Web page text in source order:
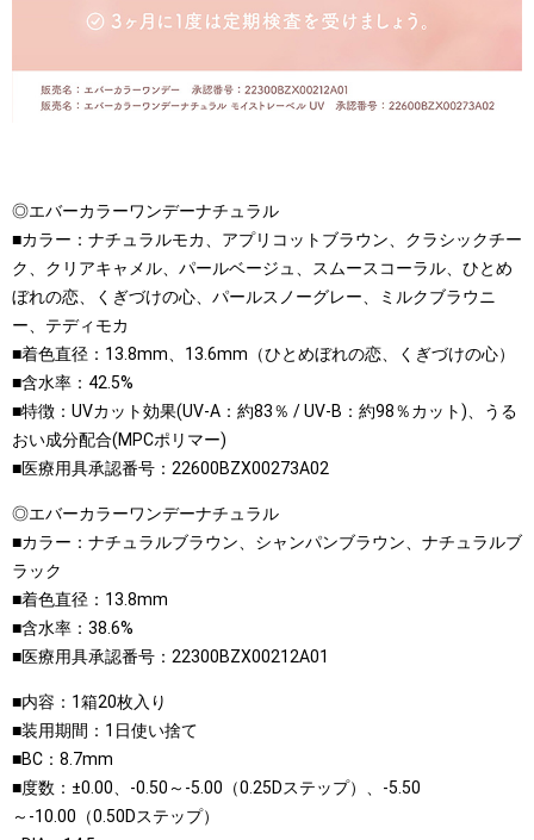
◎エバーカラーワンデーナチュラル
■カラー：ナチュラルモカ、アプリコットブラウン、クラシックチー
ク、クリアキャメル、パールベージュ、スムースコーラル、ひとめ
ぼれの恋、くぎづけの心、パールスノーグレー、ミルクブラウニ
ー、テディモカ
■着色直径：13.8mm、13.6mm（ひとめぼれの恋、くぎづけの心）
■含水率：42.5%
■特徴：UVカット効果(UV-A：約83％ / UV-B：約98％カット)、うる
おい成分配合(MPCポリマー)
■医療用具承認番号：22600BZX00273A02
◎エバーカラーワンデーナチュラル
■カラー：ナチュラルブラウン、シャンパンブラウン、ナチュラルブ
ラック
■着色直径：13.8mm
■含水率：38.6%
■医療用具承認番号：22300BZX00212A01
■内容：1箱20枚入り
■装用期間：1日使い捨て
■BC：8.7mm
■度数：±0.00、-0.50～-5.00（0.25Dステップ）、-5.50
～-10.00（0.50Dステップ）